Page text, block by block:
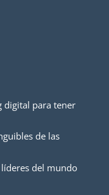
digital para tener
de las
del mundo